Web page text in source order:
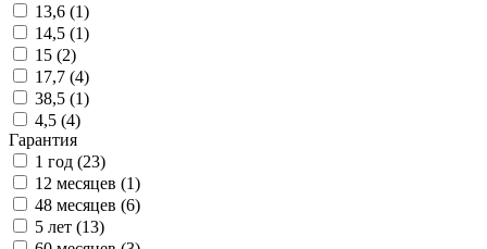
13,6 (1)
14,5 (1)
15 (2)
17,7 (4)
38,5 (1)
4,5 (4)
Гарантия
1 год (23)
12 месяцев (1)
48 месяцев (6)
5 лет (13)